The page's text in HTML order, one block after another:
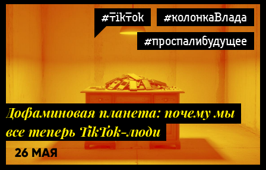
#TikTok
#колонкаВлада
#проспалибудущее
Дофаминовая планета: почему мы
все теперь TikTok-люди
26 МАЯ